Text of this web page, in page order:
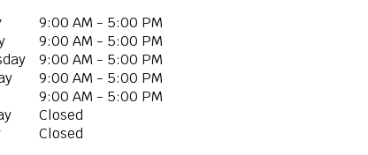
9:00 AM - 5:00 PM
9:00 AM - 5:00 PM
9:00 AM - 5:00 PM
9:00 AM - 5:00 PM
9:00 AM - 5:00 PM
Closed
Closed